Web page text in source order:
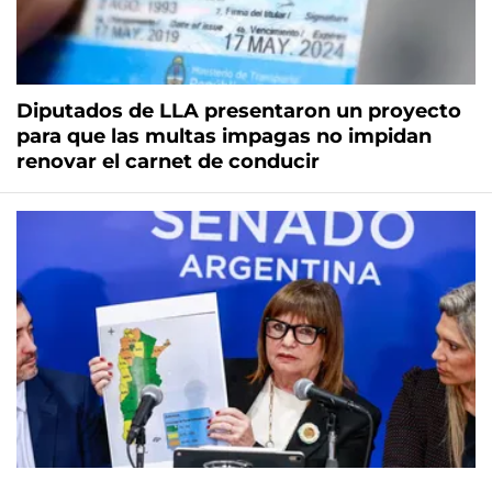
Diputados de LLA presentaron un proyecto
para que las multas impagas no impidan
renovar el carnet de conducir